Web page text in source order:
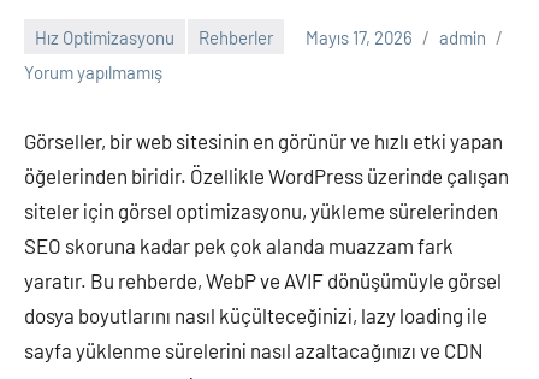
Hız Optimizasyonu Rehberler Mayıs 17, 2026
admin
Yorum yapılmamış
Görseller, bir web sitesinin en görünür ve hızlı etki yapan
öğelerinden biridir. Özellikle WordPress üzerinde çalışan
siteler için görsel optimizasyonu, yükleme sürelerinden
SEO skoruna kadar pek çok alanda muazzam fark
yaratır. Bu rehberde, WebP ve AVIF dönüşümüyle görsel
dosya boyutlarını nasıl küçülteceğinizi, lazy loading ile
sayfa yüklenme sürelerini nasıl azaltacağınızı ve CDN